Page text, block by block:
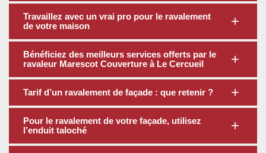
Travaillez avec un vrai pro pour le ravalement
de votre maison
Bénéficiez des meilleurs services offerts par le
ravaleur Marescot Couverture à Le Cercueil
Tarif d’un ravalement de façade : que retenir ?
Pour le ravalement de votre façade, utilisez
l’enduit taloché